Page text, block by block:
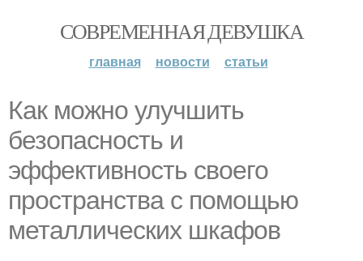
СОВРЕМЕННАЯ ДЕВУШКА
главная новости статьи
Как можно улучшить
безопасность и
эффективность своего
пространства с помощью
металлических шкафов